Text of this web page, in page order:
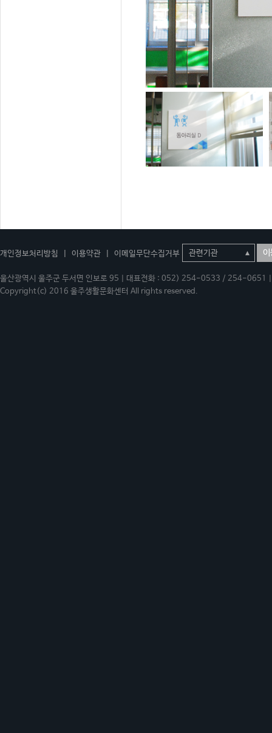
개인정보처리방침 이용약관 이메일무단수집거부 이
울산광역시 울주군 두서면 인보로 95 | 대표전화 : 052) 254-0533 / 254-
Copyright(c) 2016 울주생활문화센터 All rights reserved.